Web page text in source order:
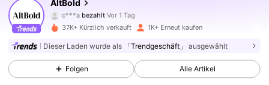
AltBold
c***a
i***oistVor 6 Stundengefolgt
4,77 6K Follower
37K+ Kürzlich verkauft 1K+ Erneut kaufen
Dieser Laden wurde als 「Trendgeschäft」 ausgewählt
Folgen Alle Artikel